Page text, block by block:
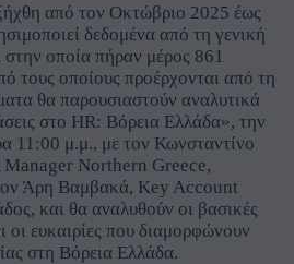
από τον Οκτώβριο 2025 έως
δεδομένα από τη γενική
οποία πήραν μέρος 861
τους οποίους προέρχονται από τη
θα παρουσιαστούν αναλυτικά
στο HR: Βόρεια Ελλάδα», την
11:00 μ.μ., με τον Κωνσταντίνο
Northern Greece,
Άρη Βαμβακά, Key Account
και θα αναλυθούν οι βασικές
οι ευκαιρίες που διαμορφώνουν
στη Βόρεια Ελλάδα.